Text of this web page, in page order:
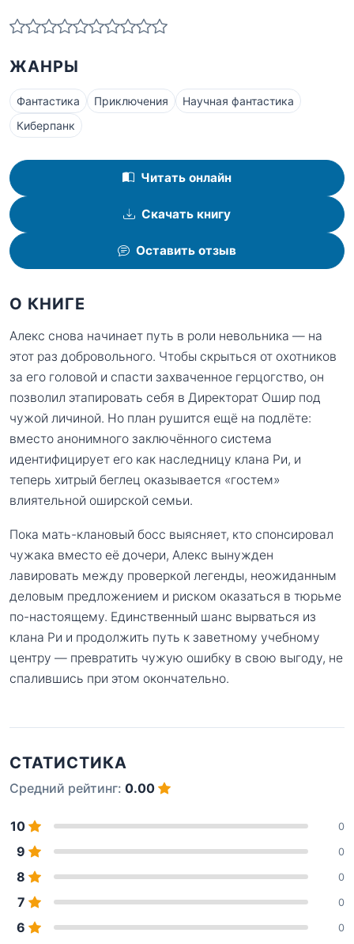
ЖАНРЫ
Фантастика Приключения
Научная фантастика
Киберпанк
Читать онлайн
Скачать книгу
Оставить отзыв
О КНИГЕ
Алекс снова начинает путь в роли невольника — на
этот раз добровольного. Чтобы скрыться от охотников
за его головой и спасти захваченное герцогство, он
позволил этапировать себя в Директорат Ошир под
чужой личиной. Но план рушится ещё на подлёте:
вместо анонимного заключённого система
идентифицирует его как наследницу клана Ри, и
теперь хитрый беглец оказывается «гостем»
влиятельной оширской семьи.
Пока мать-клановый босс выясняет, кто спонсировал
чужака вместо её дочери, Алекс вынужден
лавировать между проверкой легенды, неожиданным
деловым предложением и риском оказаться в тюрьме
по-настоящему. Единственный шанс вырваться из
клана Ри и продолжить путь к заветному учебному
центру — превратить чужую ошибку в свою выгоду, не
спалившись при этом окончательно.
СТАТИСТИКА
Средний рейтинг: 0.00
10 0
9 0
8 0
7 0
6 0